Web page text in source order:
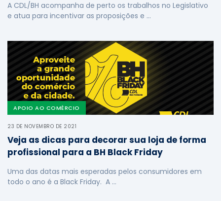
A CDL/BH acompanha de perto os trabalhos no Legislativo
e atua para incentivar as proposições e …
APOIO AO COMÉRCIO
23 DE NOVEMBRO DE 2021
Veja as dicas para decorar sua loja de forma
profissional para a BH Black Friday
Uma das datas mais esperadas pelos consumidores em
todo o ano é a Black Friday. A …